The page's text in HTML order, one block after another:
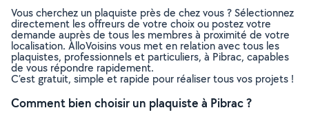
Vous cherchez un plaquiste près de chez vous ? Sélectionnez
directement les offreurs de votre choix ou postez votre
demande auprès de tous les membres à proximité de votre
localisation. AlloVoisins vous met en relation avec tous les
plaquistes, professionnels et particuliers, à Pibrac, capables
de vous répondre rapidement.
C’est gratuit, simple et rapide pour réaliser tous vos projets !
Comment bien choisir un plaquiste à Pibrac ?